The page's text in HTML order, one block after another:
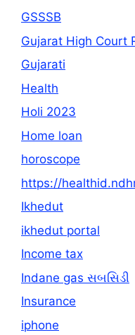
GSSSB
Gujarat High Court
Gujarati
Health
Holi 2023
Home loan
horoscope
https://
Ikhedut
ikhedut portal
Income tax
Indane gas સબસિડી
Insurance
iphone